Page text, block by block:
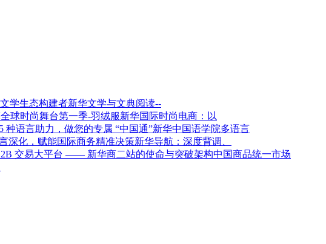
新华文学与文典阅读--
新华国际时尚电商：以
新华中国语学院多语言
新华导航：深度背调、
架构中国商品统一市场